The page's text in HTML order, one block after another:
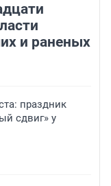
и раненых
праздник
сдвиг» у